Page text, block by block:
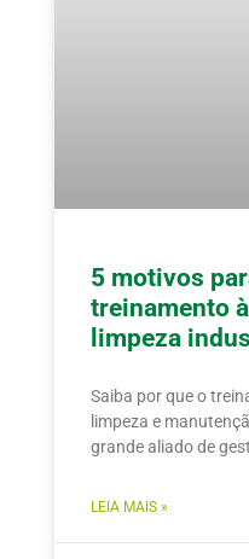
5 motivos
treinamento
limpeza
Saiba por que o
limpeza e
grande aliado de
LEIA MAIS »